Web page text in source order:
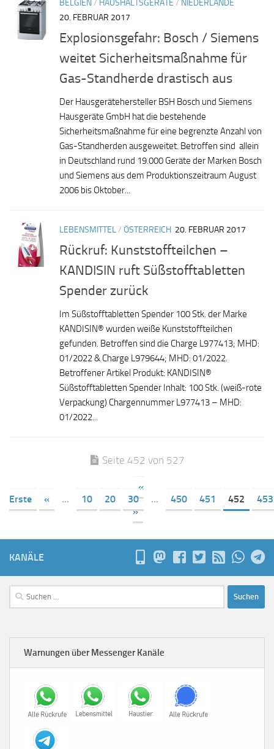
BELGIEN / HAUSHALTSGERÄTE / NIEDERLANDE
20. FEBRUAR 2017
Explosionsgefahr: Bosch / Siemens
weitet Sicherheitsmaßnahme für
Gas-Standherde drastisch aus
Der Hausgerätehersteller BSH Bosch und Siemens
Hausgeräte GmbH hat die bestehende
Sicherheitsmaßnahme für eine begrenzte Anzahl von
Gas-Standherden ausgeweitet. Betroffen sind allein
in Deutschland rund 19.000 Geräte der Marken Bosch
und Siemens aus dem Produktionszeitraum August
2006 bis Oktober...
LEBENSMITTEL/ ÖSTERREICH 20. FEBRUAR 2017
Rückruf: Kunststoffteilchen –
KANDISIN ruft Süßstofftabletten
Spender zurück
Im Süßstofftabletten Spender 100 Stk. der Marke
KANDISIN® wurden weiße Kunststoffteilchen
gefunden. Betroffen sind die Charge L977413; MHD:
01/2022 & Charge L979644; MHD: 01/2022.
Betroffener Artikel Produkt: KANDISIN®
Süßstofftabletten Spender Inhalt: 100 Stk. (weiß-rote
Verpackung) Chargennummer L977413 – MHD:
01/2022...
Seite 452 von 527
«
Erste
« ... 10 20 30 ... 450 451 452
453
»
KANÄLE
Suchen
nach:
Warnungen über Messenger Kanäle